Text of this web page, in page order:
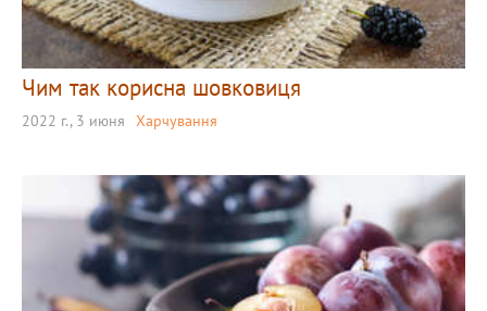
Чим так корисна шовковиця
2022 г., 3 июня Харчування